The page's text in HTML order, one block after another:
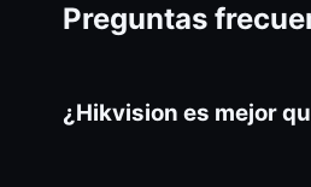
Preguntas
¿Hikvision es mejor